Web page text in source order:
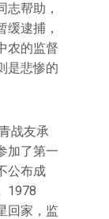
志帮助，
缓逮捕，
农的监督
是悲惨的
战友承
加了第一
公布成
1978
回家，监